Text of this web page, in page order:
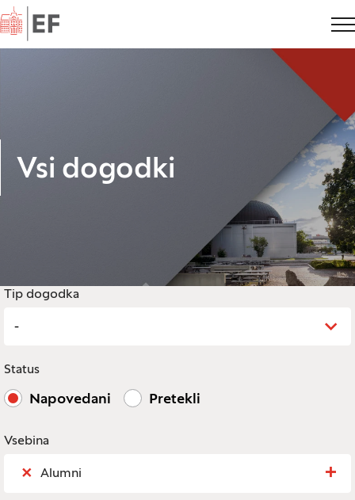
Domov
Vsi dogodki
Tip dogodka
-
Status
Napovedani Pretekli
Iskanje: Vsebina
Vsebina
× Alumni